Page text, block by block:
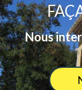
Nous